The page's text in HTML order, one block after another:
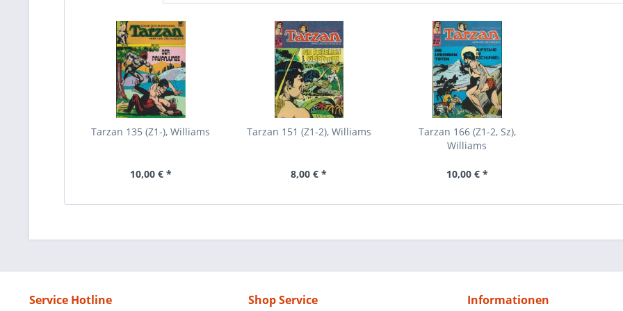
Tarzan 135 (Z1-), Williams
10,00 € *
Tarzan 151 (Z1-2), Williams
8,00 € *
Tarzan 166 (Z1-2, Sz),
Williams
10,00 € *
Service Hotline Shop Service Informationen